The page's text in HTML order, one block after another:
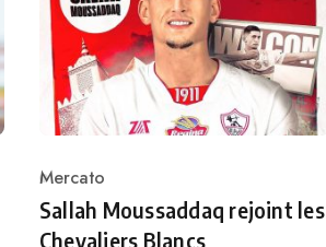
Category
Mercato
Sallah Moussaddaq rejoint les
Chevaliers Blancs